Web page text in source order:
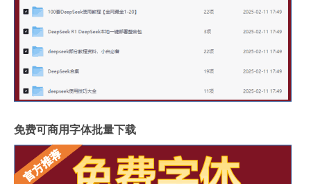
免费可商用字体批量下载